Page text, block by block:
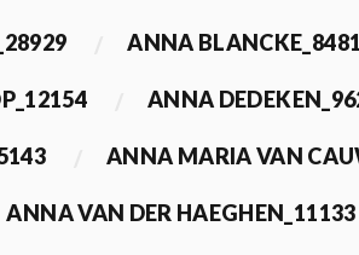
ANNA
ANNA
ANNA MARIA VAN
ANNA VAN DER HAEGHEN_11133